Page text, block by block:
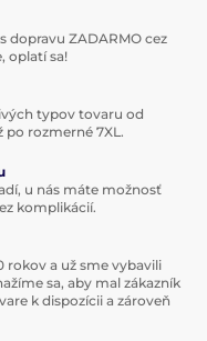
dopravu ZADARMO cez
oplatí sa!
typov tovaru od
po rozmerné 7XL.
u nás máte možnosť
komplikácií.
rokov a už sme vybavili
sa, aby mal zákazník
k dispozícii a zároveň